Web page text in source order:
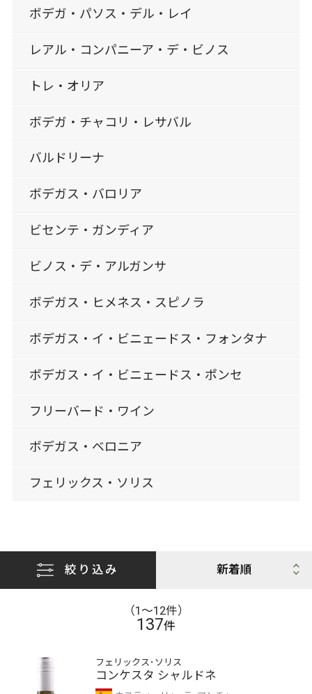
ボデガ・パソス・デル・レイ
レアル・コンパニーア・デ・ビノス
トレ・オリア
ボデガ・チャコリ・レサバル
バルドリーナ
ボデガス・バロリア
ビセンテ・ガンディア
ビノス・デ・アルガンサ
ボデガス・ヒメネス・スピノラ
ボデガス・イ・ビニェードス・フォンタナ
ボデガス・イ・ビニェードス・ポンセ
フリーバード・ワイン
ボデガス・ベロニア
フェリックス・ソリス
絞り込み
（1〜12件）
137件
フェリックス･ソリス
コンケスタ シャルドネ